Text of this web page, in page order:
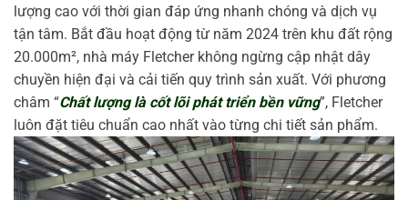
lượng cao với thời gian đáp ứng nhanh chóng và dịch vụ
tận tâm. Bắt đầu hoạt động từ năm 2024 trên khu đất rộng
20.000m², nhà máy Fletcher không ngừng cập nhật dây
chuyền hiện đại và cải tiến quy trình sản xuất. Với phương
châm “Chất lượng là cốt lõi phát triển bền vững”, Fletcher
luôn đặt tiêu chuẩn cao nhất vào từng chi tiết sản phẩm.